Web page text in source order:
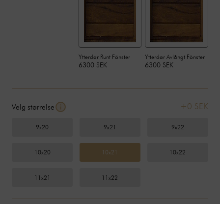
Ytterdør Runt Fönster
6300 SEK
Ytterdør Avlångt Fönster
6300 SEK
Velg størrelse +0 SEK
9x20 9x21 9x22
10x20 10x21 10x22
11x21 11x22